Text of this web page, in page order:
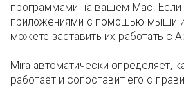
программами на вашем Mac.
приложениями с помошью мыши и
можете заставить их работать с
Mira автоматически определяет,
работает и сопоставит его с